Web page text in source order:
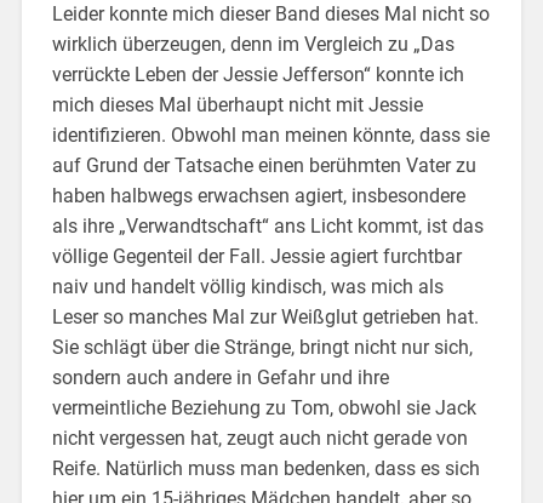
Leider konnte mich dieser Band dieses Mal nicht so
wirklich überzeugen, denn im Vergleich zu „Das
verrückte Leben der Jessie Jefferson“ konnte ich
mich dieses Mal überhaupt nicht mit Jessie
identifizieren. Obwohl man meinen könnte, dass sie
auf Grund der Tatsache einen berühmten Vater zu
haben halbwegs erwachsen agiert, insbesondere
als ihre „Verwandtschaft“ ans Licht kommt, ist das
völlige Gegenteil der Fall. Jessie agiert furchtbar
naiv und handelt völlig kindisch, was mich als
Leser so manches Mal zur Weißglut getrieben hat.
Sie schlägt über die Stränge, bringt nicht nur sich,
sondern auch andere in Gefahr und ihre
vermeintliche Beziehung zu Tom, obwohl sie Jack
nicht vergessen hat, zeugt auch nicht gerade von
Reife. Natürlich muss man bedenken, dass es sich